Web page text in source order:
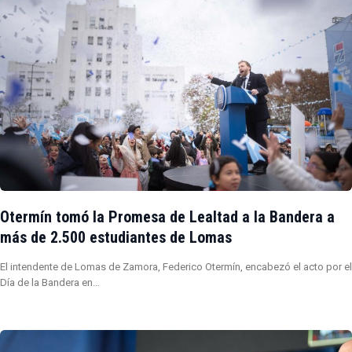
Otermín tomó la Promesa de Lealtad a la Bandera a
más de 2.500 estudiantes de Lomas
El intendente de Lomas de Zamora, Federico Otermín, encabezó el acto por el
Día de la Bandera en…